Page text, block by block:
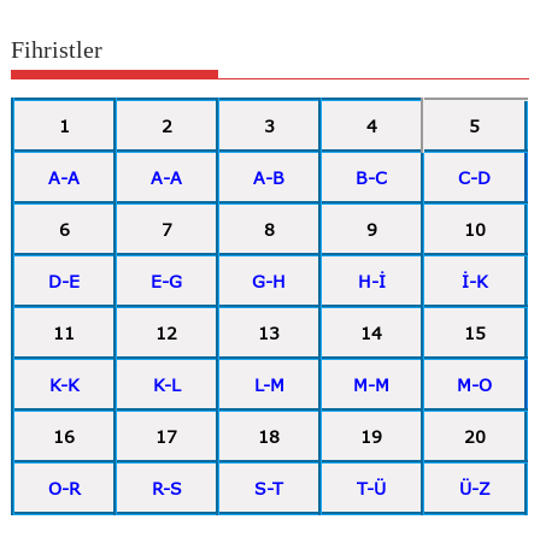
Fihristler
1 2 3 4 5
A-A A-A A-B B-C C-D
6 7 8 9 10
D-E E-G G-H H-İ İ-K
11 12 13 14 15
K-K K-L L-M M-M M-O
16 17 18 19 20
O-R R-S S-T T-Ü Ü-Z